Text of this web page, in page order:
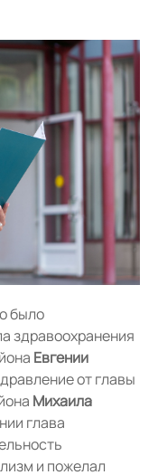
было
здравоохранения
Евгении
от главы
Михаила
глава
и пожелал